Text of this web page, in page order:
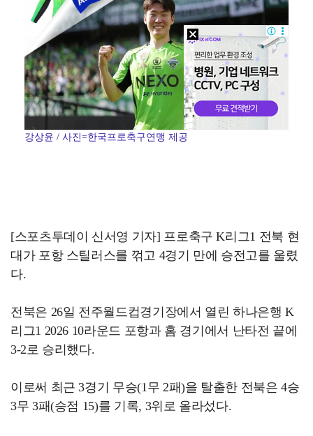
[ST포토] 정지효, 반가운 손인사
'1라운드 115위' 김민별, 2라운드 7타 줄이며 7…
강상윤 / 사진=한국프로축구연맹 제공
[스포츠투데이 신서영 기자] 프로축구 K리그1 전북 현
대가 포항 스틸러스를 꺾고 4경기 만에 승전고를 울렸
다.
전북은 26일 전주월드컵경기장에서 열린 하나은행 K
리그1 2026 10라운드 포항과 홈 경기에서 난타전 끝에
3-2로 승리했다.
이로써 최근 3경기 무승(1무 2패)을 탈출한 전북은 4승
3무 3패(승점 15)를 기록, 3위로 올라섰다.